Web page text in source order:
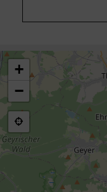
+
−